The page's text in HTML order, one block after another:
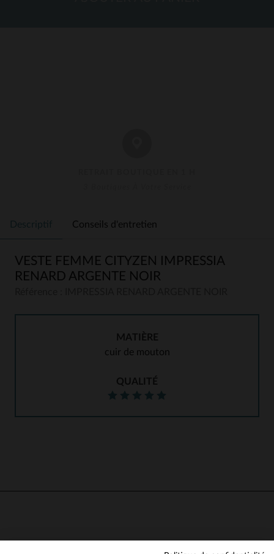
Descriptif Conseils d'entretien
VESTE FEMME CITYZEN IMPRESSIA
RENARD ARGENTE NOIR
MATIÈRE
cuir de mouton
QUALITÉ